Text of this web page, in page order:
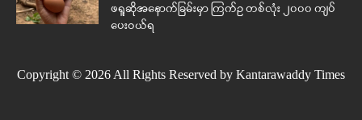
ဖရူဆိုအနောက်ခြမ်းမှာ ကြက်ဥ တစ်လုံး ၂၀၀၀ ကျပ်
ပေးဝယ်ရ
Copyright © 2026 All Rights Reserved by Kantarawaddy Times